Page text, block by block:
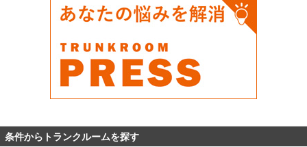
条件からトランクルームを探す